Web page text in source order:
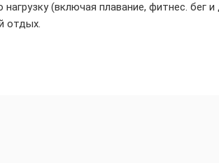
(включая плавание, фитнес. бег
отдых.